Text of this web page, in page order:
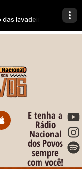
E tenha a
Rádio
Nacional
dos Povos
sempre
com você!